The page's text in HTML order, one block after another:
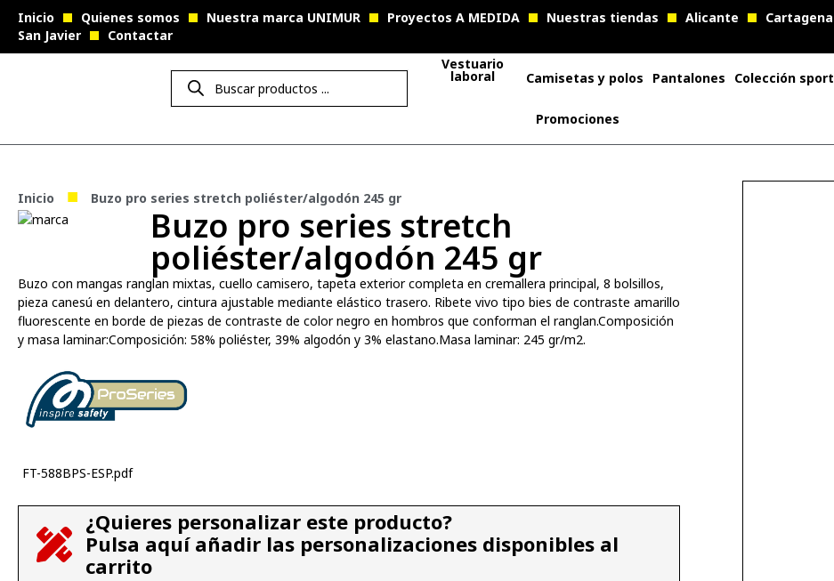
Inicio Quienes somos Nuestra marca UNIMUR Proyectos A MEDIDA Nuestras tiendas Alicante Cartagena
San Javier
Contactar
Vestuario
laboral Camisetas y polos Pantalones Colección sport
Promociones
Inicio ■ Buzo pro series stretch poliéster/algodón 245 gr
Buzo pro series stretch
poliéster/algodón 245 gr
Buzo con mangas ranglan mixtas, cuello camisero, tapeta exterior completa en cremallera principal, 8 bolsillos,
pieza canesú en delantero, cintura ajustable mediante elástico trasero. Ribete vivo tipo bies de contraste amarillo
fluorescente en borde de piezas de contraste de color negro en hombros que conforman el ranglan.Composición
y masa laminar:Composición: 58% poliéster, 39% algodón y 3% elastano.Masa laminar: 245 gr/m2.
FT-588BPS-ESP.pdf
¿Quieres personalizar este producto?
Pulsa aquí añadir las personalizaciones disponibles al
carrito